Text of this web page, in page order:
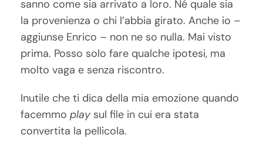
sanno come sia arrivato a loro. Né quale sia
la provenienza o chi l’abbia girato. Anche io –
aggiunse Enrico – non ne so nulla. Mai visto
prima. Posso solo fare qualche ipotesi, ma
molto vaga e senza riscontro.
Inutile che ti dica della mia emozione quando
facemmoplay sul file in cui era stata
convertita la pellicola.